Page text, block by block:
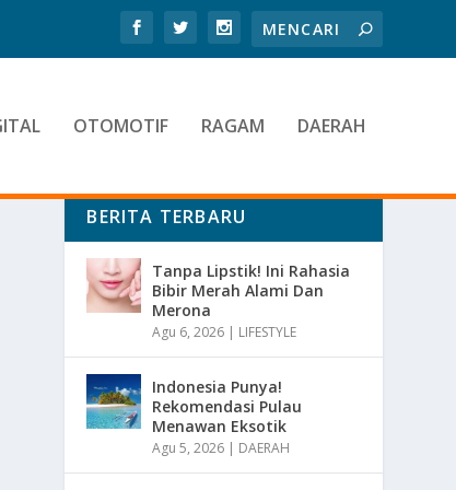
OTOMOTIF RAGAM DAERAH
BERITA TERBARU
Tanpa Lipstik! Ini Rahasia
Bibir Merah Alami Dan
Merona
Agu 6, 2026 | LIFESTYLE
Indonesia Punya!
Rekomendasi Pulau
Menawan Eksotik
Agu 5, 2026 | DAERAH